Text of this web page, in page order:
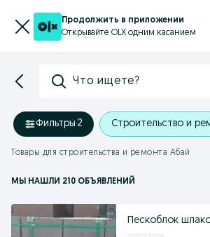
Продолжить в приложении
Открывайте OLX одним касанием
Что ищете?
Фильтры·2 Строительство и
Товары для строительства и ремонта Абай
МЫ НАШЛИ 210 ОБЪЯВЛЕНИЙ
Пескоблок